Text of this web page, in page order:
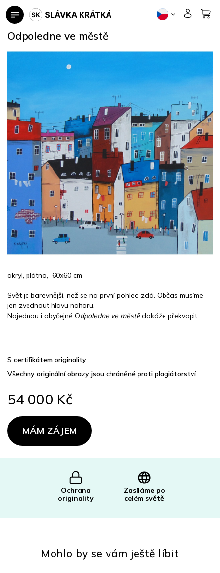
Přejít
na
Odpoledne ve městě
S certifikátem originality
Všechny originální obrazy jsou chráněné proti plagiátorství
54 000 Kč
Měrná
cena:MÁM ZÁJEM
akryl, plátno, 60x60 cm
Svět je barevnější, než se na první pohled zdá. Občas musíme
jen zvednout hlavu nahoru.
Najednou i obyčejné Odpoledne ve městědokáže překvapit.
Mohlo by se vám ještě líbit
Ochrana
originality
Zasíláme po
celém světě